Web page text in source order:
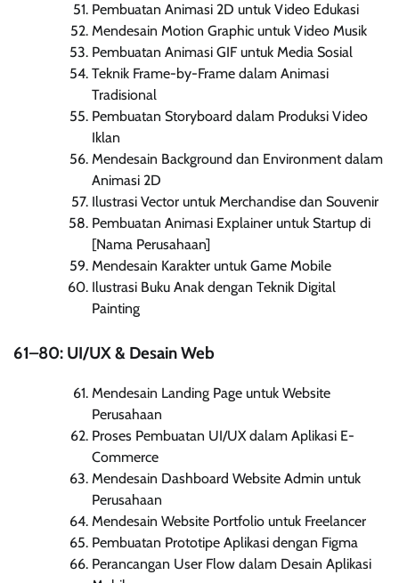
Pembuatan Animasi 2D untuk Video Edukasi
Mendesain Motion Graphic untuk Video Musik
Pembuatan Animasi GIF untuk Media Sosial
Teknik Frame-by-Frame dalam Animasi
Tradisional
Pembuatan Storyboard dalam Produksi Video
Iklan
Mendesain Background dan Environment dalam
Animasi 2D
Ilustrasi Vector untuk Merchandise dan Souvenir
Pembuatan Animasi Explainer untuk Startup di
[Nama Perusahaan]
Mendesain Karakter untuk Game Mobile
Ilustrasi Buku Anak dengan Teknik Digital
Painting
61–80: UI/UX & Desain Web
Mendesain Landing Page untuk Website
Perusahaan
Proses Pembuatan UI/UX dalam Aplikasi E-
Commerce
Mendesain Dashboard Website Admin untuk
Perusahaan
Mendesain Website Portfolio untuk Freelancer
Pembuatan Prototipe Aplikasi dengan Figma
Perancangan User Flow dalam Desain Aplikasi